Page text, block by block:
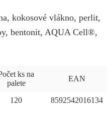
kokosové vlákno, perlit,
bentonit, AQUA Cell®,
ks na
palete
EAN
120 8592542016134